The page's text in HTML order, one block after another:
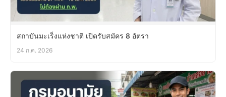
สถาบันมะเร็งแห่งชาติ เปิดรับสมัคร 8 อัตรา
24 ก.ค. 2026